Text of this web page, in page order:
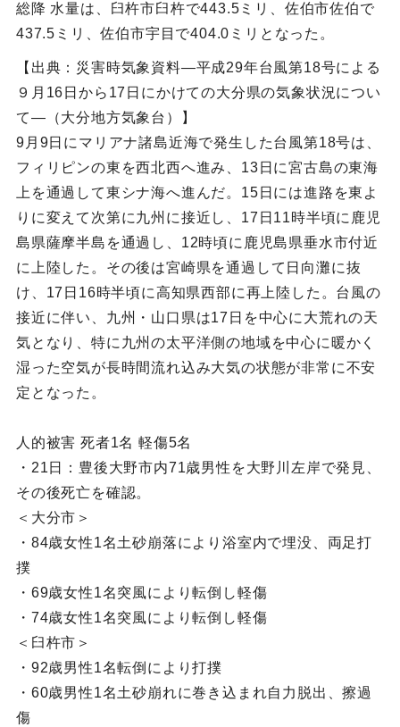
総降 水量は、臼杵市臼杵で443.5ミリ、佐伯市佐伯で
437.5ミリ、佐伯市宇目で404.0ミリとなった。
【出典：災害時気象資料―平成29年台風第18号による
９月16日から17日にかけての大分県の気象状況につい
て―（大分地方気象台）】
9月9日にマリアナ諸島近海で発生した台風第18号は、
フィリピンの東を西北西へ進み、13日に宮古島の東海
上を通過して東シナ海へ進んだ。15日には進路を東よ
りに変えて次第に九州に接近し、17日11時半頃に鹿児
島県薩摩半島を通過し、12時頃に鹿児島県垂水市付近
に上陸した。その後は宮崎県を通過して日向灘に抜
け、17日16時半頃に高知県西部に再上陸した。台風の
接近に伴い、九州・山口県は17日を中心に大荒れの天
気となり、特に九州の太平洋側の地域を中心に暖かく
湿った空気が長時間流れ込み大気の状態が非常に不安
定となった。
人的被害 死者1名 軽傷5名
・21日：豊後大野市内71歳男性を大野川左岸で発見、
その後死亡を確認。
＜大分市＞
・84歳女性1名土砂崩落により浴室内で埋没、両足打
撲
・69歳女性1名突風により転倒し軽傷
・74歳女性1名突風により転倒し軽傷
＜臼杵市＞
・92歳男性1名転倒により打撲
・60歳男性1名土砂崩れに巻き込まれ自力脱出、擦過
傷